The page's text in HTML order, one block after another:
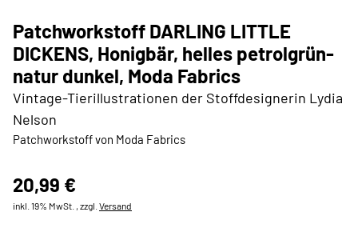
Patchworkstoff DARLING LITTLE
DICKENS, Honigbär, helles petrolgrün-
natur dunkel, Moda Fabrics
Vintage-Tierillustrationen der Stoffdesignerin Lydia
Nelson
Patchworkstoff von Moda Fabrics
20,99 €
inkl. 19% MwSt. , zzgl. Versand